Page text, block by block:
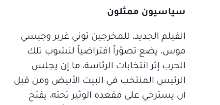
سياسيون ممثلون
الفيلم الجديد، للمخرجين توني غربر وجيسي
موس، يضع تصوّراً افتراضياً لنشوب تلك
الحرب إثر انتخابات الرئاسة، ما إن يجلس
الرئيس المنتخب في البيت الأبيض ومن قبل
أن يسترخي على مقعده الوثير تحته، يفتح